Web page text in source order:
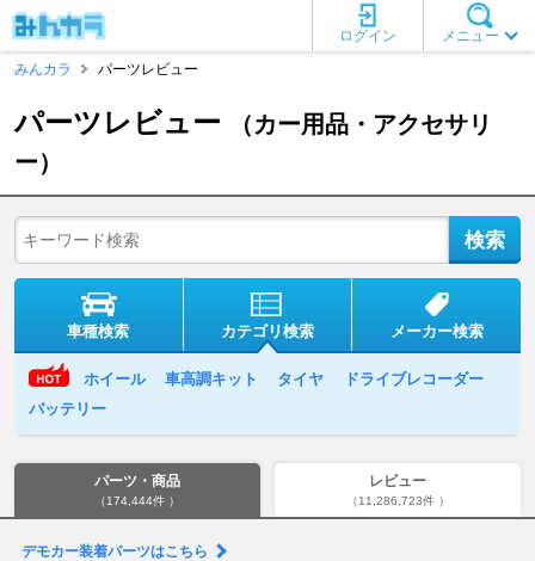
メニュー
ログイン
みんカラ
パーツレビュー
パーツレビュー
（カー用品・アクセサリ
ー）
車種検索 カテゴリ検索 メーカー検索
ホイール 車高調キット タイヤ
ドライブレコーダー
バッテリー
パーツ・商品
（174,444件 ）
レビュー
（11,286,723件 ）
デモカー装着パーツはこちら